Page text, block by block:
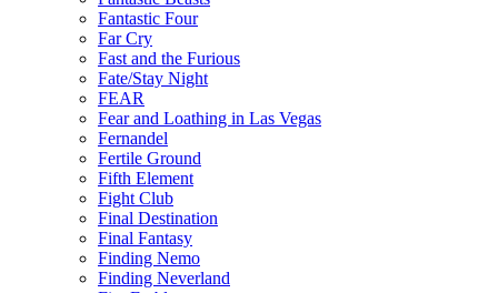
Fantastic Four
Far Cry
Fast and the Furious
Fate/Stay Night
FEAR
Fear and Loathing in Las Vegas
Fernandel
Fertile Ground
Fifth Element
Fight Club
Final Destination
Final Fantasy
Finding Nemo
Finding Neverland